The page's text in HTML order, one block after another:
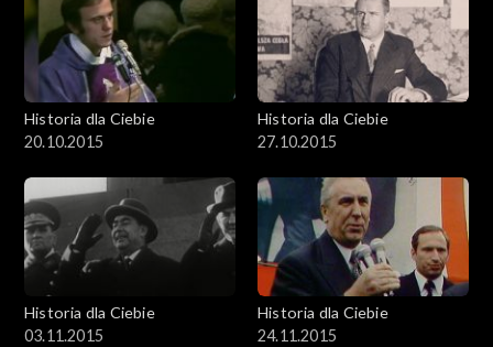
Historia dla Ciebie
20.10.2015
Historia dla Ciebie
27.10.2015
Historia dla Ciebie
03.11.2015
Historia dla Ciebie
24.11.2015